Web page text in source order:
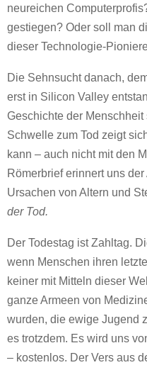
neureichen
gestiegen? Oder soll man
dieser Technologie-
Die Sehnsucht danach,
erst in Silicon Valley
Geschichte der
Schwelle zum Tod zeigt
kann – auch nicht mit den
Römerbrief erinnert uns
Ursachen von Altern und
der Tod.
Der Todestag ist Zahltag.
wenn Menschen ihren
keiner mit Mitteln dieser
ganze Armeen von
wurden, die ewige Jugend
es trotzdem. Es wird uns
– kostenlos. Der Vers aus